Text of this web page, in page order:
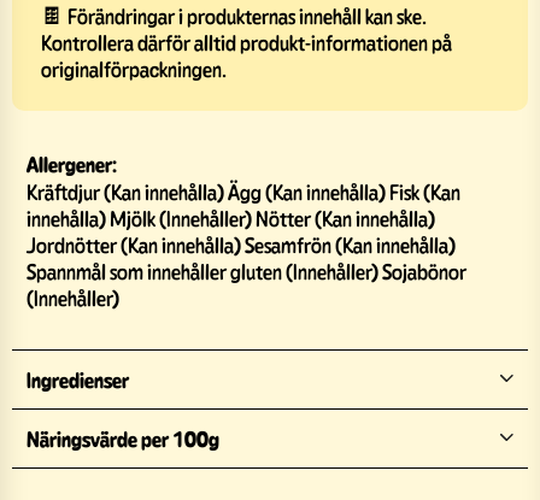
🍫 Förändringar i produkternas innehåll kan ske.
Kontrollera därför alltid produkt-informationen på
originalförpackningen.
Allergener:
Kräftdjur (Kan innehålla) Ägg (Kan innehålla) Fisk (Kan
innehålla) Mjölk (Innehåller) Nötter (Kan innehålla)
Jordnötter (Kan innehålla) Sesamfrön (Kan innehålla)
Spannmål som innehåller gluten (Innehåller) Sojabönor
(Innehåller)
Ingredienser
Näringsvärde per 100g